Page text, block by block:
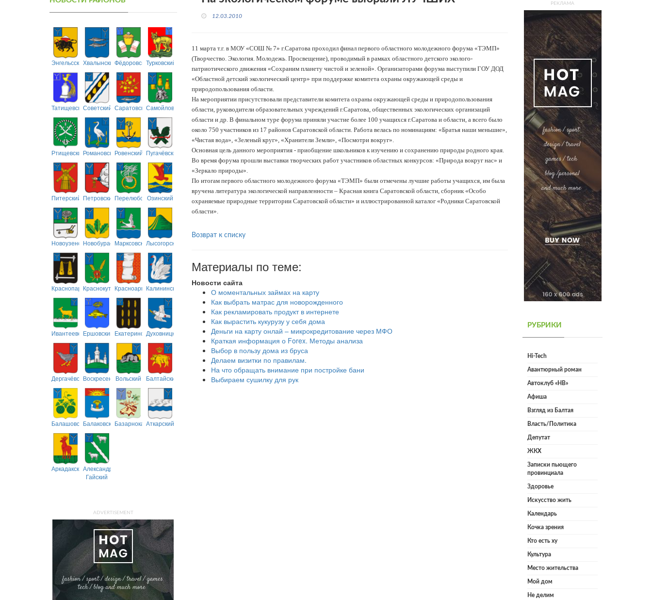
ЭнгельсскийХвалынскийФёдоровскийТурковский
ТатищевскийСоветский СаратовскийСамойловский
РтищевскийРомановскийРовенский Пугачёвский
Питерский ПетровскийПерелюбскийОзинский
НовоузенскийНовобурасскийМарксовскийЛысогорский
Краснопартизанский
КраснокутскийКрасноармейский
Калининский
ИвантеевскийЕршовский ЕкатериновскийДуховницкий
ДергачёвскийВоскресенскийВольский Балтайский
БалашовскийБалаковскийБазарнокарабулакский
Аткарский
АркадакскийАлександрово-
Гайский
ADVERTISEMENT
12.03.2010
11 марта т.г. в МОУ «СОШ № 7» г.Саратова проходил финал первого областного молодежного форума «ТЭМП»
(Творчество. Экология. Молодежь. Просвещение), проводимый в рамках областного детского эколого-
патриотического движения «Сохраним планету чистой и зеленой». Организаторами форума выступили ГОУ ДОД
«Областной детский экологический центр» при поддержке комитета охраны окружающей среды и
природопользования области.
На мероприятии присутствовали представители комитета охраны окружающей среды и природопользования
области, руководители образовательных учреждений г.Саратова, общественных экологических организаций
области и др. В финальном туре форума приняли участие более 100 учащихся г.Саратова и области, а всего было
около 750 участников из 17 районов Саратовской области. Работа велась по номинациям: «Братья наши меньшие»,
«Чистая вода», «Зеленый круг», «Хранители Земли», «Посмотри вокруг».
Основная цель данного мероприятия - приобщение школьников к изучению и сохранению природы родного края.
Во время форума прошли выставки творческих работ участников областных конкурсов: «Природа вокруг нас» и
«Зеркало природы».
По итогам первого областного молодежного форума «ТЭМП» были отмечены лучшие работы учащихся, им была
вручена литература экологической направленности – Красная книга Саратовской области, сборник «Особо
охраняемые природные территории Саратовской области» и иллюстрированной каталог «Родники Саратовской
области».
Возврат к списку
Материалы по теме:
Новости сайта
О моментальных займах на карту
Как выбрать матрас для новорожденного
Как рекламировать продукт в интернете
Как вырастить кукурузу у себя дома
Деньги на карту онлай – микрокредитование через МФО
Краткая информация о Forex. Методы анализа
Выбор в пользу дома из бруса
Делаем визитки по правилам.
На что обращать внимание при постройке бани
Выбираем сушилку для рук
РЕКЛАМА
РУБРИКИ
Hi-Tech
Авантюрный роман
Автоклуб «НВ»
Афиша
Взгляд из Балтая
Власть/Политика
Депутат
ЖКХ
Записки пьющего
провинциала
Здоровье
Искусство жить
Календарь
Кочка зрения
Кто есть ху
Культура
Место жительства
Мой дом
Не делим